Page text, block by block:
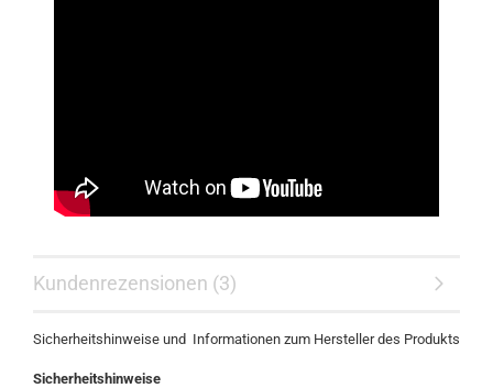
Kundenrezensionen (3)
Sicherheitshinweise und Informationen zum Hersteller des Produkts
Sicherheitshinweise